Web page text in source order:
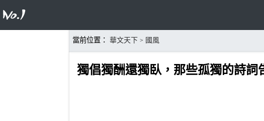
當前位置： 華文天下 > 國風
獨倡獨酬還獨臥，那些孤獨的詩